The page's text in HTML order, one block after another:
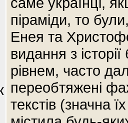
піраміди, то
Енея та
видання з
рівнем, часто
переобтяжені
текстів (значна